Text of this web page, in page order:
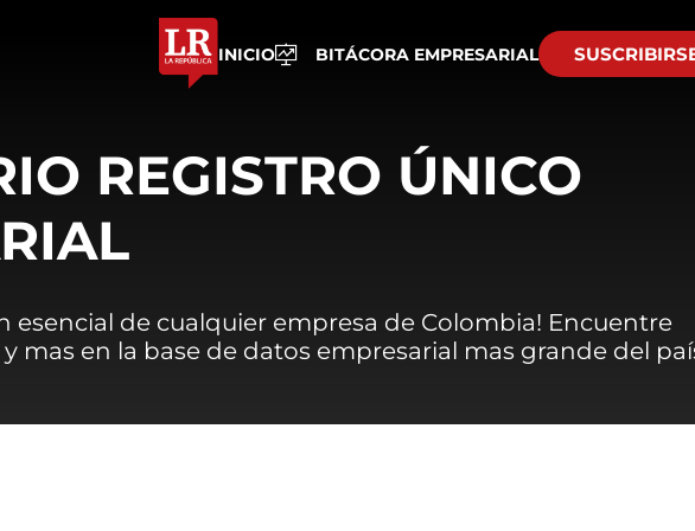
INICIO BITÁCORA EMPRESARIAL
REGISTRO ÚNICO
esencial de cualquier empresa de Colombia! Encuentre
mas en la base de datos empresarial mas grande del